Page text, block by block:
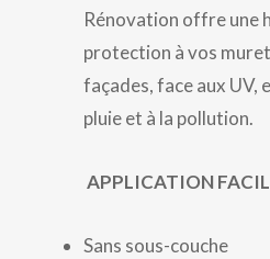
Rénovation offre une
protection à vos
façades, face aux UV,
pluie et à la pollution.
APPLICATION
Sans sous-couche